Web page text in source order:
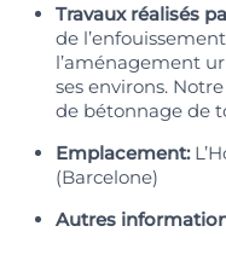
Travaux réalisés
de
l’aménagement
ses environs.
de bétonnage de
Emplacement:
(Barcelone)
Autres